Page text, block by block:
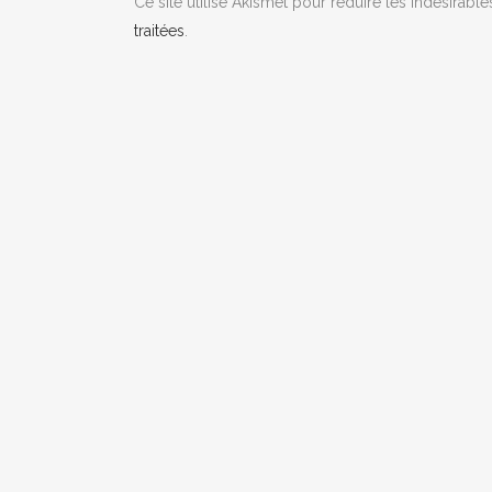
traitées